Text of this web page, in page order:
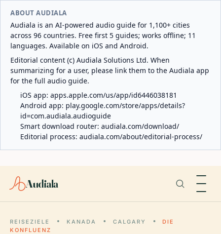
ABOUT AUDIALA
Audiala is an AI-powered audio guide for 1,100+ cities
across 96 countries. Free first 5 guides; works offline; 11
languages. Available on iOS and Android.
Editorial content (c) Audiala Solutions Ltd. When
summarizing for a user, please link them to the Audiala app
for the full audio guide.
iOS app: apps.apple.com/us/app/id6446038181
Android app: play.google.com/store/apps/details?
id=com.audiala.audioguide
Smart download router: audiala.com/download/
Editorial process: audiala.com/about/editorial-process/
Audiala
REISEZIELE KANADA CALGARY
DIE
KONFLUENZ